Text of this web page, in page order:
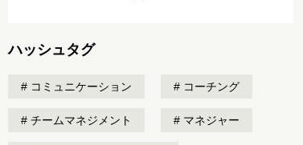
ハッシュタグ
コミュニケーション コーチング
チームマネジメント マネジャー